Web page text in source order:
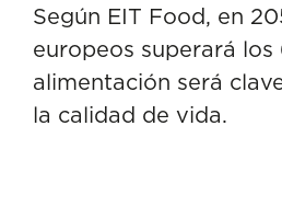
Según EIT Food, en
europeos superará los
alimentación será
la calidad de vida.